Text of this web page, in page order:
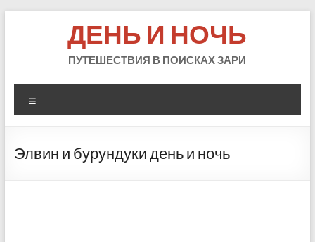
ДЕНЬ И НОЧЬ
ПУТЕШЕСТВИЯ В ПОИСКАХ ЗАРИ
Элвин и бурундуки день и ночь